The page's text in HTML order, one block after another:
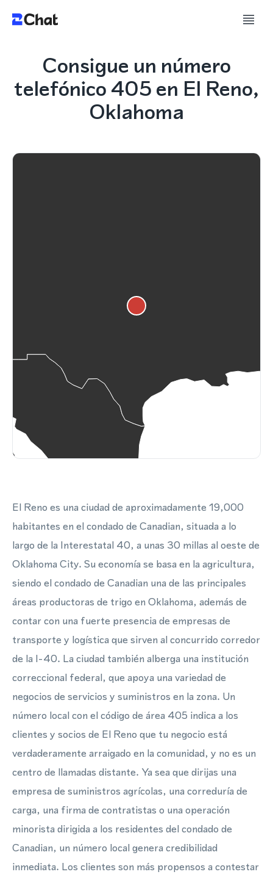
Consigue un número
telefónico 405 en El Reno,
Oklahoma
El Reno es una ciudad de aproximadamente 19,000
habitantes en el condado de Canadian, situada a lo
largo de la Interestatal 40, a unas 30 millas al oeste de
Oklahoma City. Su economía se basa en la agricultura,
siendo el condado de Canadian una de las principales
áreas productoras de trigo en Oklahoma, además de
contar con una fuerte presencia de empresas de
transporte y logística que sirven al concurrido corredor
de la I-40. La ciudad también alberga una institución
correccional federal, que apoya una variedad de
negocios de servicios y suministros en la zona. Un
número local con el código de área 405 indica a los
clientes y socios de El Reno que tu negocio está
verdaderamente arraigado en la comunidad, y no es un
centro de llamadas distante. Ya sea que dirijas una
empresa de suministros agrícolas, una correduría de
carga, una firma de contratistas o una operación
minorista dirigida a los residentes del condado de
Canadian, un número local genera credibilidad
inmediata. Los clientes son más propensos a contestar